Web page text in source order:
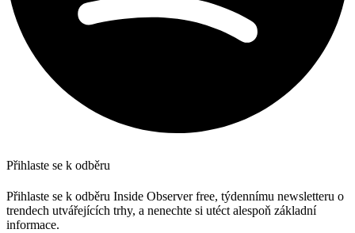
Přihlaste se k odběru
Přihlaste se k odběru Inside Observer free, týdennímu newsletteru o
trendech utvářejících trhy, a nenechte si utéct alespoň základní
informace.